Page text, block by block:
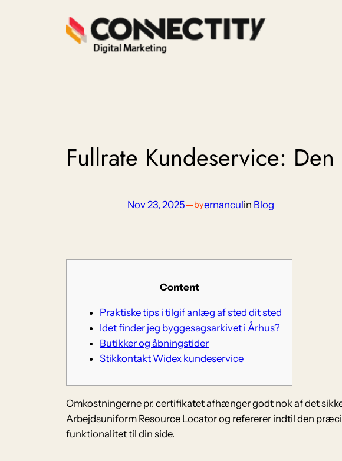
Fullrate Kundeservice:
Nov 23, 2025—byernanculin Blog
Content
Praktiske tips i tilgif anlæg af sted dit sted
Idet finder jeg byggesagsarkivet i Århus?
Butikker og åbningstider
Stikkontakt Widex kundeservice
Omkostningerne pr. certifikatet afhænger godt nok af det
Arbejdsuniform Resource Locator og refererer indtil den
funktionalitet til din side.